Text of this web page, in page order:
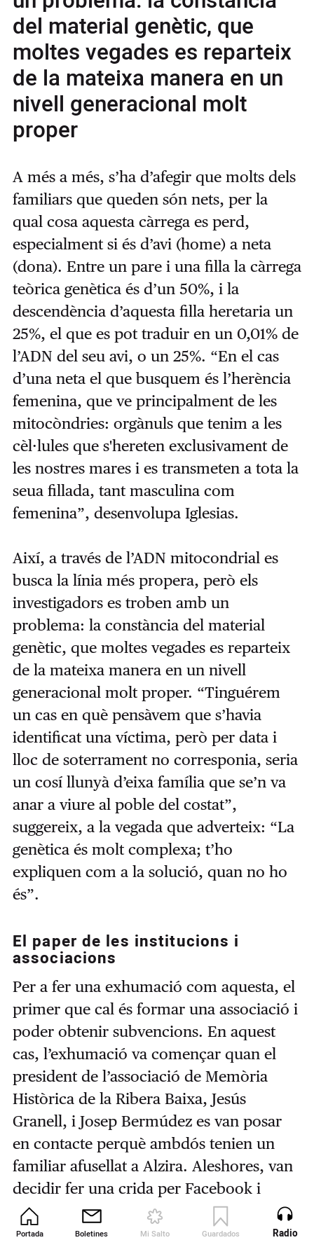
Portada Boletines Mi Salto Guardados Revista
del material genètic, que
moltes vegades es reparteix
de la mateixa manera en un
nivell generacional molt
proper
A més a més, s’ha d’afegir que molts dels
familiars que queden són nets, per la
qual cosa aquesta càrrega es perd,
especialment si és d’avi (home) a neta
(dona). Entre un pare i una filla la càrrega
teòrica genètica és d’un 50%, i la
descendència d’aquesta filla heretaria un
25%, el que es pot traduir en un 0,01% de
l’ADN del seu avi, o un 25%. “En el cas
d’una neta el que busquem és l’herència
femenina, que ve principalment de les
mitocòndries: orgànuls que tenim a les
cèl·lules que s'hereten exclusivament de
les nostres mares i es transmeten a tota la
seua fillada, tant masculina com
femenina”, desenvolupa Iglesias.
Així, a través de l’ADN mitocondrial es
busca la línia més propera, però els
investigadors es troben amb un
problema: la constància del material
genètic, que moltes vegades es reparteix
de la mateixa manera en un nivell
generacional molt proper. “Tinguérem
un cas en què pensàvem que s’havia
identificat una víctima, però per data i
lloc de soterrament no corresponia, seria
un cosí llunyà d’eixa família que se’n va
anar a viure al poble del costat”,
suggereix, a la vegada que adverteix: “La
genètica és molt complexa; t’ho
expliquen com a la solució, quan no ho
és”.
El paper de les institucions i
associacions
Per a fer una exhumació com aquesta, el
primer que cal és formar una associació i
poder obtenir subvencions. En aquest
cas, l’exhumació va començar quan el
president de l’associació de Memòria
Històrica de la Ribera Baixa, Jesús
Granell, i Josep Bermúdez es van posar
en contacte perquè ambdós tenien un
familiar afusellat a Alzira. Aleshores, van
decidir fer una crida per Facebook i
veure quanta gent es trobava en la
mateixa situació. Van obtindre diversesRadio